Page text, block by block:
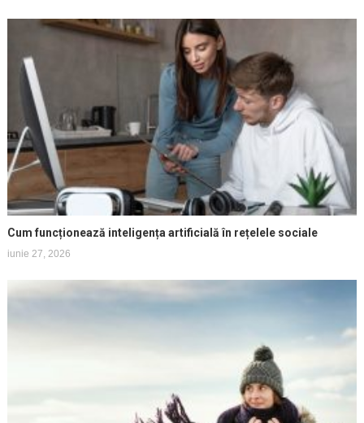
Cum funcționează inteligența artificială în rețelele sociale
iunie 27, 2026